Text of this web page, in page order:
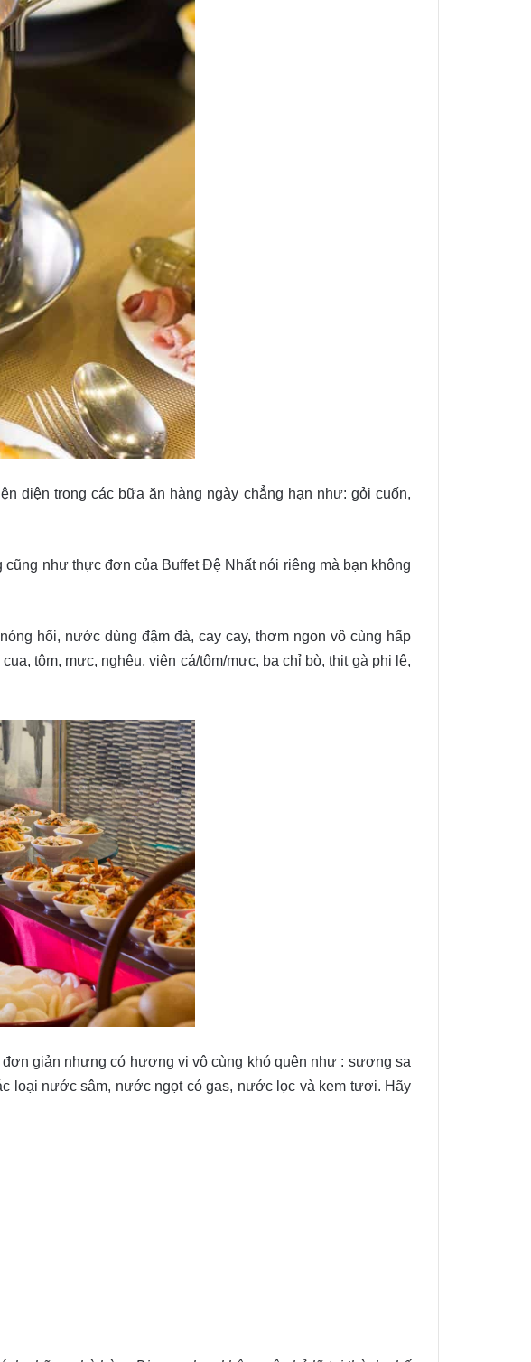
diện trong các bữa ăn hàng ngày chẳng hạn như: gỏi cuốn,
như thực đơn của Buffet Đệ Nhất nói riêng mà bạn không
hổi, nước dùng đậm đà, cay cay, thơm ngon vô cùng hấp
tôm, mực, nghêu, viên cá/tôm/mực, ba chỉ bò, thịt gà phi lê,
giản nhưng có hương vị vô cùng khó quên như : sương sa
loại nước sâm, nước ngọt có gas, nước lọc và kem tươi. Hãy